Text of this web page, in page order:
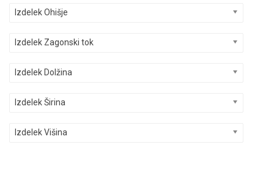
Izdelek Ohišje
Izdelek Zagonski tok
Izdelek Dolžina
Izdelek Širina
Izdelek Višina